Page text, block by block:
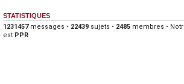
STATISTIQUES
1231457messages • 22439 sujets • 2485 membres •
est PPR